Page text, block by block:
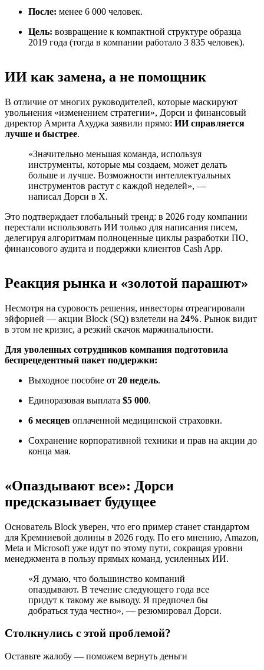
После: менее 6 000 человек.
Цель: возвращение к компактной структуре образца
2019 года (тогда в компании работало 3 835 человек).
ИИ как замена, а не помощник
В отличие от многих руководителей, которые маскируют
увольнения «изменением стратегии», Дорси и финансовый
директор Амрита Ахуджа заявили прямо: ИИ справляется
лучше и быстрее.
«Значительно меньшая команда, используя
инструменты, которые мы создаем, может делать
больше и лучше. Возможности интеллектуальных
инструментов растут с каждой неделей», —
написал Дорси в X.
Это подтверждает глобальный тренд: в 2026 году компании
перестали использовать ИИ только для написания писем,
делегируя алгоритмам полноценные циклы разработки ПО,
финансового аудита и поддержки клиентов Cash App.
Реакция рынка и «золотой парашют»
Несмотря на суровость решения, инвесторы отреагировали
эйфорией — акции Block (SQ) взлетели на 24%. Рынок видит
в этом не кризис, а резкий скачок маржинальности.
Для уволенных сотрудников компания подготовила
беспрецедентный пакет поддержки:
Выходное пособие от 20 недель.
Единоразовая выплата $5 000.
6 месяцев оплаченной медицинской страховки.
Сохранение корпоративной техники и прав на акции до
конца мая.
«Опаздывают все»: Дорси
предсказывает будущее
Основатель Block уверен, что его пример станет стандартом
для Кремниевой долины в 2026 году. По его мнению, Amazon,
Meta и Microsoft уже идут по этому пути, сокращая уровни
менеджмента в пользу прямых команд, усиленных ИИ.
«Я думаю, что большинство компаний
опаздывают. В течение следующего года все
придут к такому же выводу. Я предпочел бы
добраться туда честно», — резюмировал Дорси.
Столкнулись с этой проблемой?
Оставьте жалобу — поможем вернуть деньги